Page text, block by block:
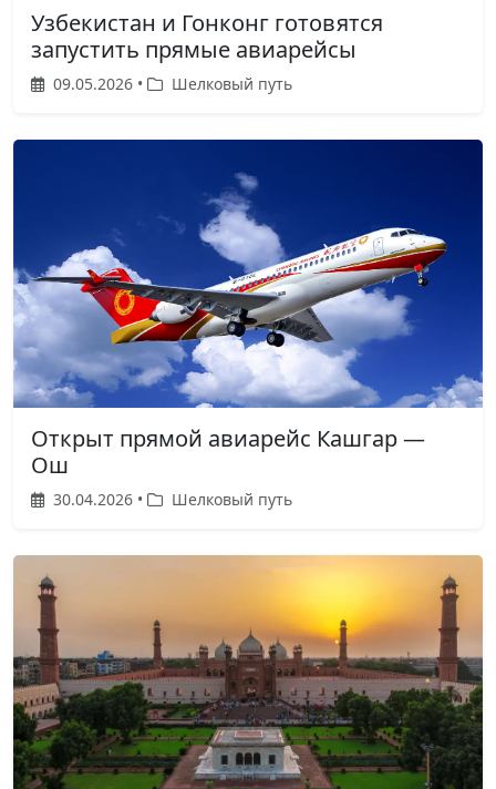
Узбекистан и Гонконг готовятся
запустить прямые авиарейсы
09.05.2026 • Шелковый путь
Открыт прямой авиарейс Кашгар —
Ош
30.04.2026 • Шелковый путь